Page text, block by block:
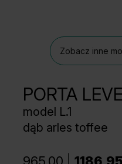
Zobacz inne
PORTA
model L.1
dąb arles toffee
965,00 1186,95